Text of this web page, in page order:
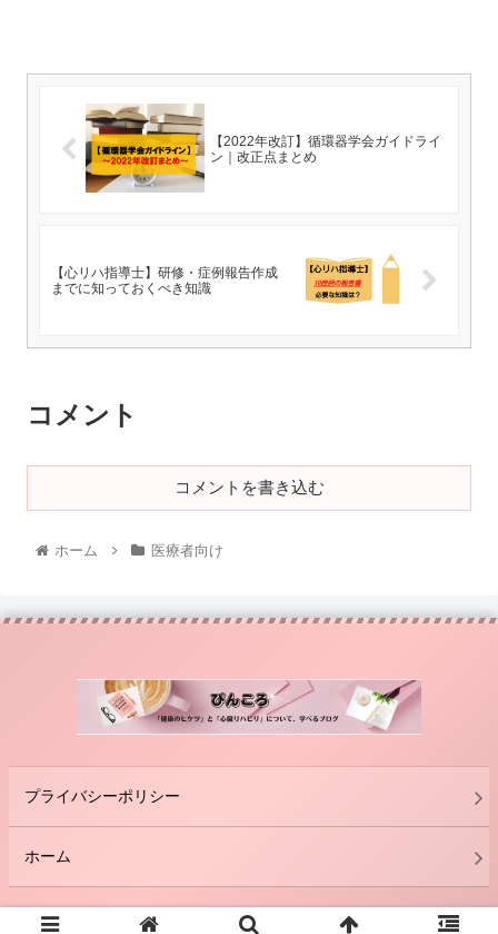
【2022年改訂】循環器学会ガイドライ
ン｜改正点まとめ
【心リハ指導士】研修・症例報告作成
までに知っておくべき知識
コメント
コメントを書き込む
ホーム 医療者向け
プライバシーポリシー
ホーム